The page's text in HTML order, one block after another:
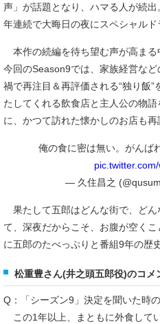
声」が話題となり、ハマる人が続
年連続で大晦日の夜にスペシャルド
本作の続編を待ち望む声が高まる
今回のSeason9では、家族経営な
禍で再注目＆再評価される“独り飯
たしてくれる飲食店と主人公の物
に、かつて訪れた懐かしのお店も再
俺の食に密は無い。がんば
— 久住昌之
果たして五郎はどんな街で、どん
て、深夜だからこそ、お腹が空く
に五郎のたべっぷりと番組9年の歴
松重豊さん(井之頭五郎役)のコメ
Q：「シーズン9」決定を聞いた時
この1年以上、まともに外食して